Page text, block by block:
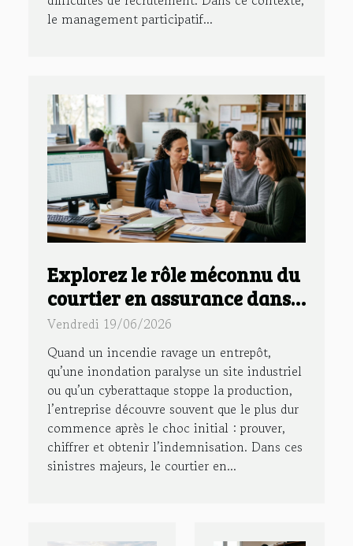
le management participatif...
Explorez le rôle méconnu du
courtier en assurance dans
la gestion des sinistres
majeurs
Vendredi 19/06/2026
Quand un incendie ravage un entrepôt,
qu’une inondation paralyse un site industriel
ou qu’un cyberattaque stoppe la production,
l’entreprise découvre souvent que le plus dur
commence après le choc initial : prouver,
chiffrer et obtenir l’indemnisation. Dans ces
sinistres majeurs, le courtier en...